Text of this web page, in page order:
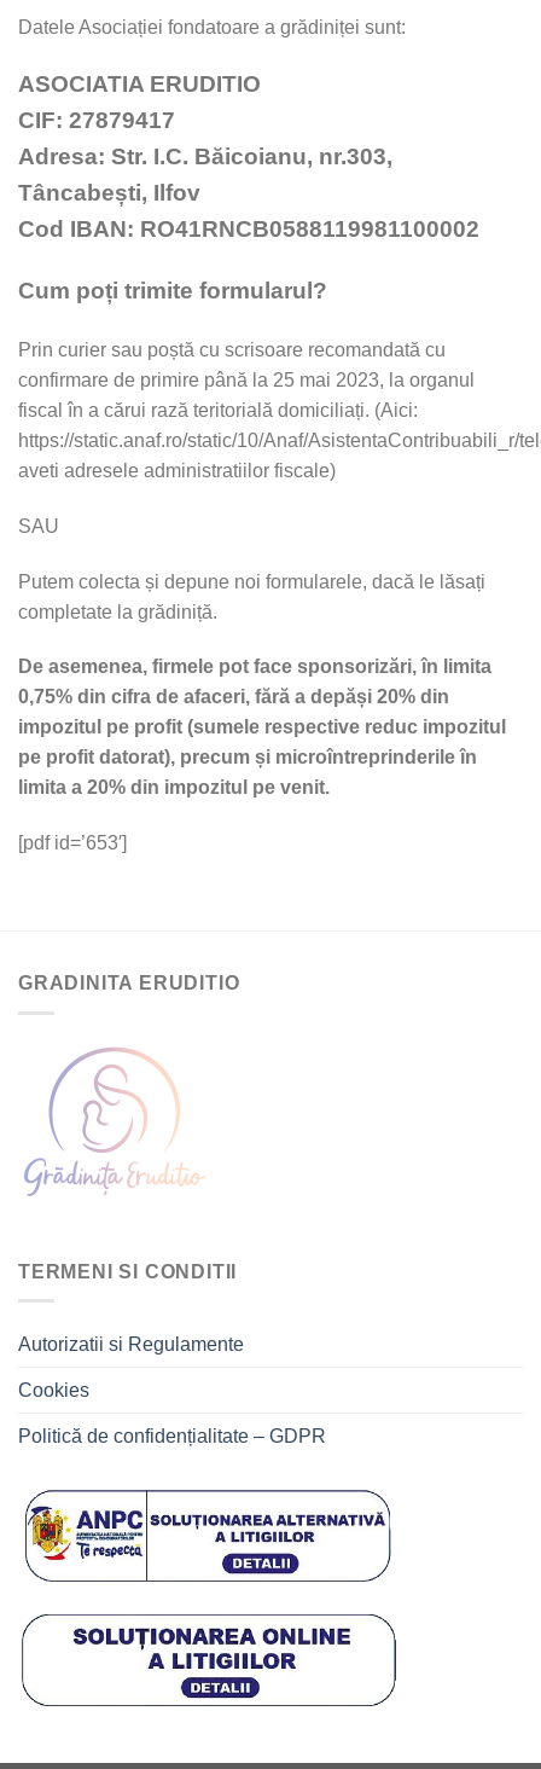
Datele Asociației fondatoare a grădiniței sunt:
ASOCIATIA ERUDITIO
CIF: 27879417
Adresa: Str. I.C. Băicoianu, nr.303,
Tâncabești, Ilfov
Cod IBAN: RO41RNCB0588119981100002
Cum poți trimite formularul?
Prin curier sau poștă cu scrisoare recomandată cu
confirmare de primire până la 25 mai 2023, la organul
fiscal în a cărui rază teritorială domiciliați. (Aici:
https://static.anaf.ro/static/10/Anaf/AsistentaContribuabili_r/
aveti adresele administratiilor fiscale)
SAU
Putem colecta și depune noi formularele, dacă le lăsați
completate la grădiniță.
De asemenea, firmele pot face sponsorizări, în limita
0,75% din cifra de afaceri, fără a depăși 20% din
impozitul pe profit (sumele respective reduc impozitul
pe profit datorat), precum și microîntreprinderile în
limita a 20% din impozitul pe venit.
[pdf id=’653′]
GRADINITA ERUDITIO
TERMENI SI CONDITII
Autorizatii si Regulamente
Cookies
Politică de confidențialitate – GDPR